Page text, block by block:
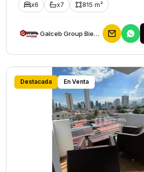
x6 x7 815 m²
Galceb Group Bienes Raices
Destacada En Venta